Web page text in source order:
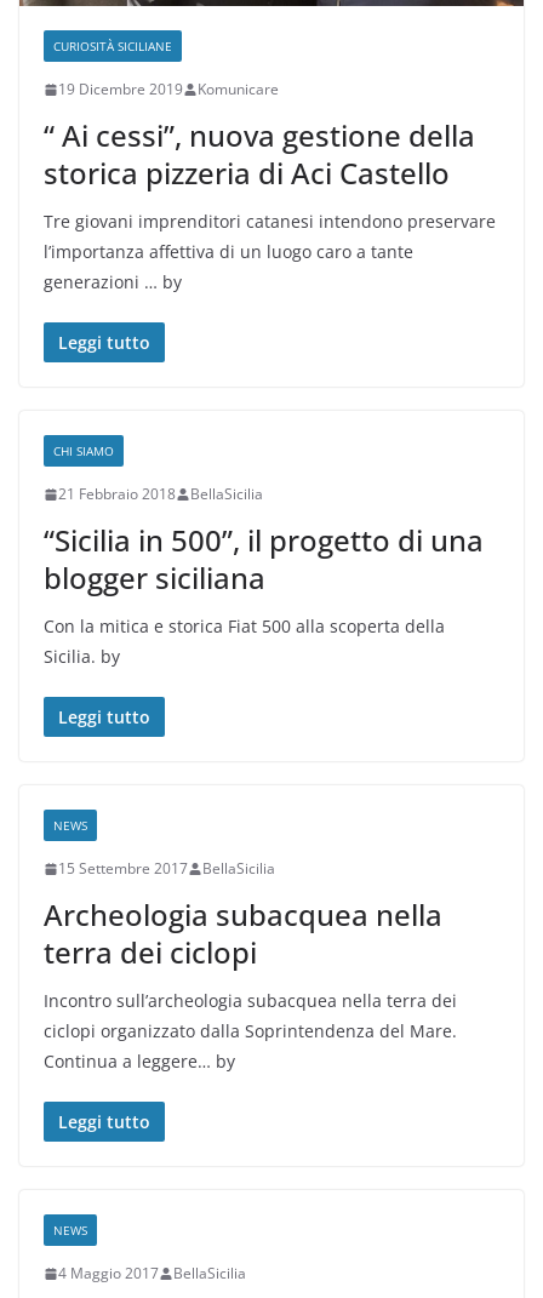
CURIOSITÀ SICILIANE
19 Dicembre 2019 Komunicare
“ Ai cessi”, nuova gestione della
storica pizzeria di Aci Castello
Tre giovani imprenditori catanesi intendono preservare
l’importanza affettiva di un luogo caro a tante
generazioni … by
Leggi tutto
CHI SIAMO
21 Febbraio 2018 BellaSicilia
“Sicilia in 500”, il progetto di una
blogger siciliana
Con la mitica e storica Fiat 500 alla scoperta della
Sicilia. by
Leggi tutto
NEWS
15 Settembre 2017 BellaSicilia
Archeologia subacquea nella
terra dei ciclopi
Incontro sull’archeologia subacquea nella terra dei
ciclopi organizzato dalla Soprintendenza del Mare.
Continua a leggere… by
Leggi tutto
NEWS
4 Maggio 2017 BellaSicilia